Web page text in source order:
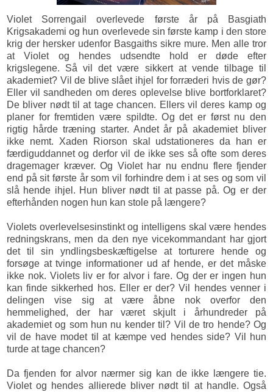
Violet Sorrengail overlevede første år på Basgiath
Krigsakademi og hun overlevede sin første kamp i den store
krig der hersker udenfor Basgaiths sikre mure. Men alle tror
at Violet og hendes udsendte hold er døde efter
krigslegene. Så vil det være sikkert at vende tilbage til
akademiet? Vil de blive slået ihjel for forræderi hvis de gør?
Eller vil sandheden om deres oplevelse blive bortforklaret?
De bliver nødt til at tage chancen. Ellers vil deres kamp og
planer for fremtiden være spildte. Og det er først nu den
rigtig hårde træning starter. Andet år på akademiet bliver
ikke nemt. Xaden Riorson skal udstationeres da han er
færdiguddannet og derfor vil de ikke ses så ofte som deres
dragemager kræver. Og Violet har nu endnu flere fjender
end på sit første år som vil forhindre dem i at ses og som vil
slå hende ihjel. Hun bliver nødt til at passe på. Og er der
efterhånden nogen hun kan stole på længere?
Violets overlevelsesinstinkt og intelligens skal være hendes
redningskrans, men da den nye vicekommandant har gjort
det til sin yndlingsbeskæftigelse at torturere hende og
forsøge at tvinge informationer ud af hende, er det måske
ikke nok. Violets liv er for alvor i fare. Og der er ingen hun
kan finde sikkerhed hos. Eller er der? Vil hendes venner i
delingen vise sig at være åbne nok overfor den
hemmelighed, der har været skjult i århundreder på
akademiet og som hun nu kender til? Vil de tro hende? Og
vil de have modet til at kæmpe ved hendes side? Vil hun
turde at tage chancen?
Da fjenden for alvor nærmer sig kan de ikke længere tie.
Violet og hendes allierede bliver nødt til at handle. Også